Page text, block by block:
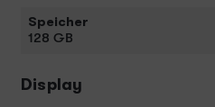
Speicher
128 GB
Display